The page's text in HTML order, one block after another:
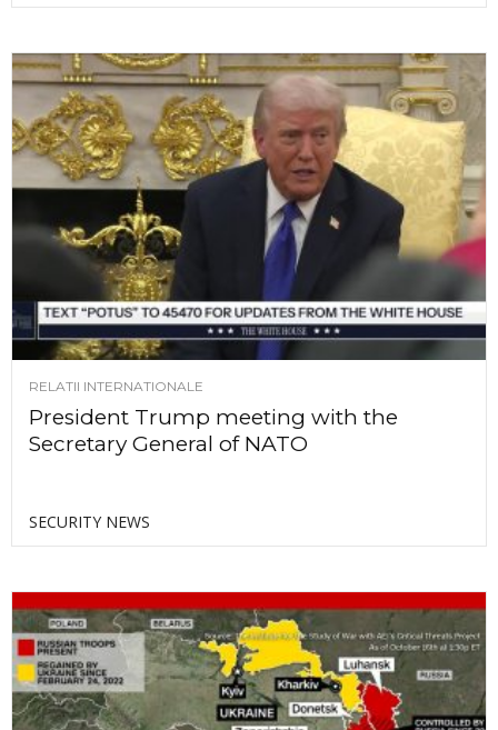
RELATII INTERNATIONALE
President Trump meeting with the
Secretary General of NATO
SECURITY NEWS